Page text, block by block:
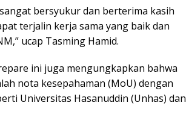
bersyukur dan berterima kasih
terjalin kerja sama yang baik dan
ucap Tasming Hamid.
ini juga mengungkapkan bahwa
nota kesepahaman (MoU) dengan
Universitas Hasanuddin (Unhas) dan